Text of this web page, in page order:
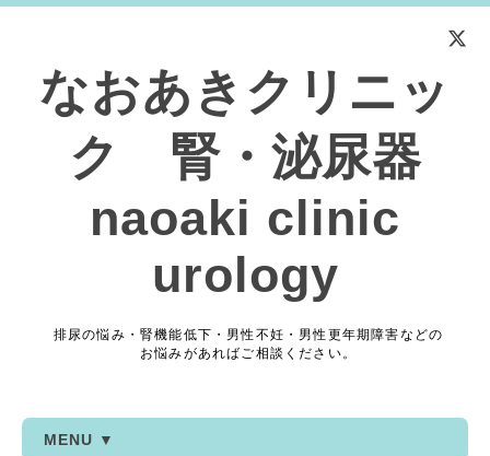
なおあきクリニッ
ク 腎・泌尿器
naoaki clinic
urology
排尿の悩み・腎機能低下・男性不妊・男性更年期障害などの
お悩みがあればご相談ください。
MENU ▼